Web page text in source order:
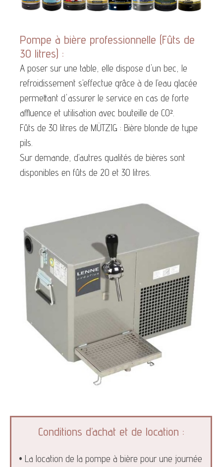
Pompe à bière professionnelle (Fûts de
30 litres) :
A poser sur une table, elle dispose d'un bec, le
refroidissement s’effectue grâce à de l’eau glacée
permettant d'assurer le service en cas de forte
affluence et utilisation avec bouteille de CO².
Fûts de 30 litres de MÜTZIG : Bière blonde de type
pils.
Sur demande, d’autres qualités de bières sont
disponibles en fûts de 20 et 30 litres.
Conditions d’achat et de location :
• La location de la pompe à bière pour une journée